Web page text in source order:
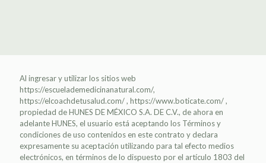
Al ingresar y utilizar los sitios web
https://escuelademedicinanatural.com/,
https://elcoachdetusalud.com/ , https://www.boticate.com/ ,
propiedad de HUNES DE MÉXICO S.A. DE C.V., de ahora en
adelante HUNES, el usuario está aceptando los Términos y
condiciones de uso contenidos en este contrato y declara
expresamente su aceptación utilizando para tal efecto medios
electrónicos, en términos de lo dispuesto por el artículo 1803 del